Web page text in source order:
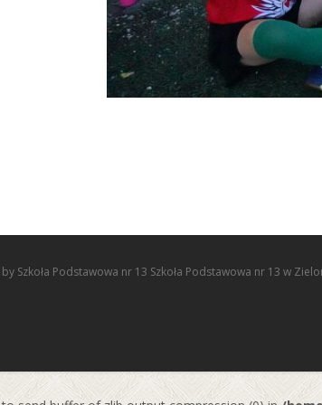
Szkoła Podstawowa nr 13 Szkoła Podstawowa nr 13 w